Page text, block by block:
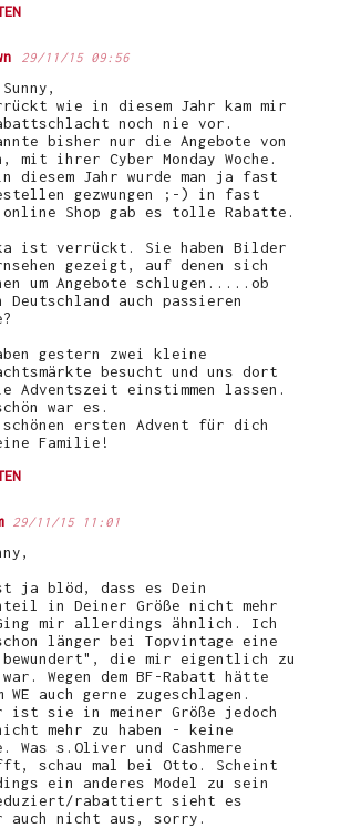
29/11/15 09:56
wie in diesem Jahr kam mir
noch nie vor.
bisher nur die Angebote von
mit ihrer Cyber Monday Woche.
diesem Jahr wurde man ja fast
gezwungen ;-) in fast
online Shop gab es tolle Rabatte.
ist verrückt. Sie haben Bilder
gezeigt, auf denen sich
um Angebote schlugen.....ob
Deutschland auch passieren
gestern zwei kleine
besucht und uns dort
Adventszeit einstimmen lassen.
war es.
schönen ersten Advent für dich
Familie!
29/11/15 11:01
ja blöd, dass es Dein
in Deiner Größe nicht mehr
mir allerdings ähnlich. Ich
länger bei Topvintage eine
die mir eigentlich zu
Wegen dem BF-Rabatt hätte
WE auch gerne zugeschlagen.
ist sie in meiner Größe jedoch
mehr zu haben - keine
Was s.Oliver und Cashmere
schau mal bei Otto. Scheint
ein anderes Model zu sein
rabattiert sieht es
auch nicht aus, sorry.